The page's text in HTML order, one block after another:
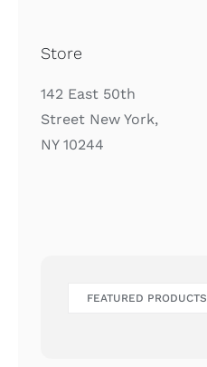
Store
142 East 50th
Street New York,
NY 10244
FEATURED PRODUCTS